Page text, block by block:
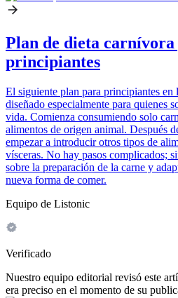
Plan de dieta carnívora
principiantes
El siguiente plan para principiantes en
diseñado especialmente para quienes
vida. Comienza consumiendo solo
alimentos de origen animal. Después
empezar a introducir otros tipos de
vísceras. No hay pasos complicados;
sobre la preparación de la carne y
nueva forma de comer.
Equipo de Listonic
Verificado
Nuestro equipo editorial revisó este
era preciso en el momento de su